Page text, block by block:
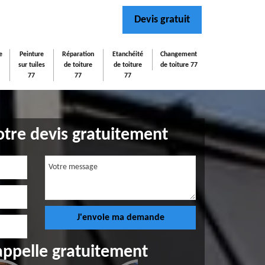
Devis gratuit
Peinture
sur tuiles
77
Réparation
de toiture
77
Etanchéité
de toiture
77
Changement
de toiture 77
devis gratuitement
gratuitement